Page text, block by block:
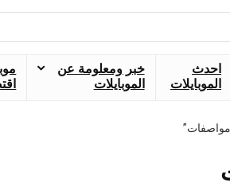
احدث
الموبايلات
خبر ومعلومة عن
الموبايلات